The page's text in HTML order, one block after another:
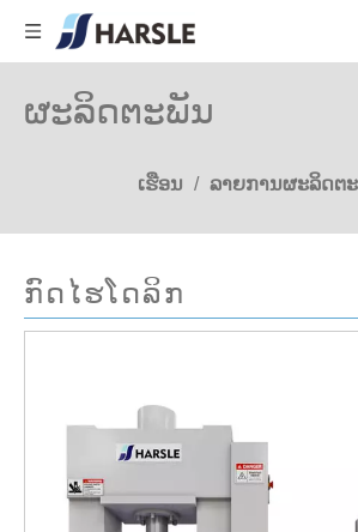
ຜະລິດຕະພັນ
ເຮືອນ / ລາຍການຜະລິດຕ
ກົດໄຮໂດລິກ